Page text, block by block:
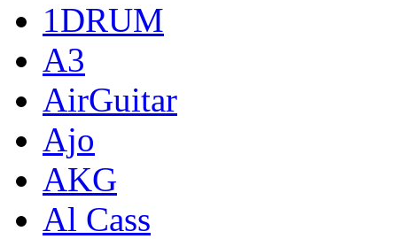
1DRUM
A3
AirGuitar
Ajo
AKG
Al Cass